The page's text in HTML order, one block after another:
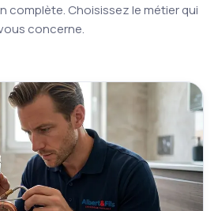
complète. Choisissez le métier qui
concerne.